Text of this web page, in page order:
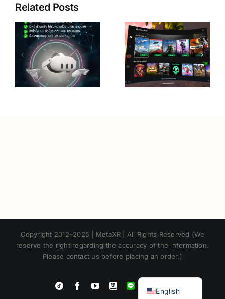
Related Posts
เกมสตรีมใน
Oculus
Quest 2
Oculus
Quest 2
อุปกรณ์ VR
ที่ดีกว่าเดิม
ด้วยจุดเด่นที่
Copyright 2012–2025 | MetaXR | All Rights Reserved (We
reserve the right regarding the accuracy of the information.
Please contact us before placing an order.)
Tiktok FacebookYouTubeBlogger
LINE
English
Chinese
Korean